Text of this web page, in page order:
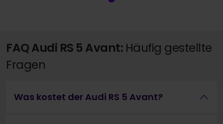
FAQ Audi RS 5 Avant: Häufig gestellte
Fragen
Was kostet der Audi RS 5 Avant?